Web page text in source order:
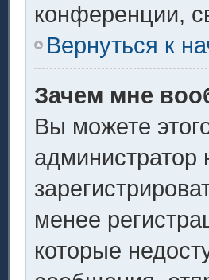
конференции,
Вернуться к
Зачем мне
Вы можете
менее
которые